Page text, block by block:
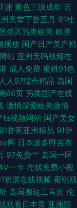
洲 黄色三级成年 五
天堂丁香五月 91社
另类区另类欧美 欧美
播放 国产日产美产精
站 亚洲无码视频在
成人免费 蜜桃91色
人人97综合精品 岛国
66页 另类国产在线
激情深爱欧美激情
ts视频网站 国产美女
91香蕉亚洲精品 91伊
网 日本波多野吉衣
97免费艹 岛国一区
一卡 在线免费小视
资源在线视频 蜜桃视
岛国搬运工首页 伦
观看日本黄 亚洲国